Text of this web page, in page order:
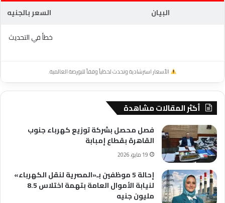
البيان
السعر بالجنيه
خطأ في التحديث
الأسعار استرشادية وتحدث لحظياً وفقاً للبورصة العالمية.
أكثر المقالات مشاهدة
فصل محصل بشركة توزيع كهرباء جنوب
القاهرة بقطاع إمبابة
19 مايو، 2026
إحالة 5 موظفين بـ«المصرية لنقل الكهرباء»
لنيابة الأموال العامة بتهمة اختلاس 8.5
مليون جنيه